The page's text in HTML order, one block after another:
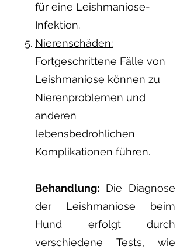
für eine Leishmaniose-
Infektion.
Nierenschäden:
Fortgeschrittene Fälle von
Leishmaniose können zu
Nierenproblemen und
anderen
lebensbedrohlichen
Komplikationen führen.
Behandlung: Die Diagnose
der Leishmaniose beim
Hund erfolgt durch
verschiedene Tests, wie